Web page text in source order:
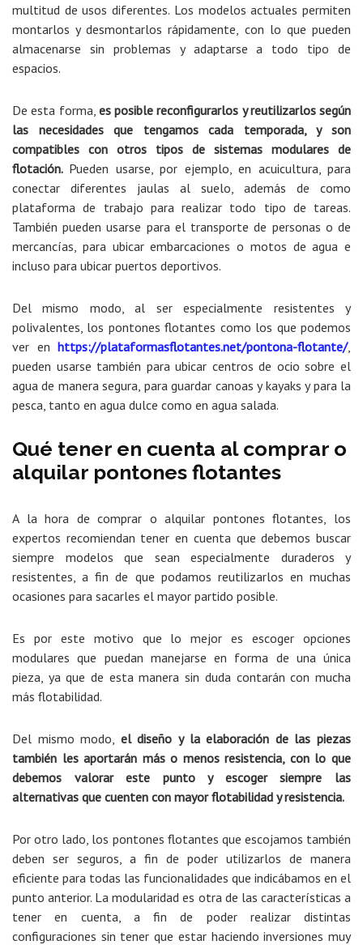
multitud de usos diferentes. Los modelos actuales permiten
montarlos y desmontarlos rápidamente, con lo que pueden
almacenarse sin problemas y adaptarse a todo tipo de
espacios.
De esta forma, es posible reconfigurarlos y reutilizarlos según
las necesidades que tengamos cada temporada, y son
compatibles con otros tipos de sistemas modulares de
flotación. Pueden usarse, por ejemplo, en acuicultura, para
conectar diferentes jaulas al suelo, además de como
plataforma de trabajo para realizar todo tipo de tareas.
También pueden usarse para el transporte de personas o de
mercancías, para ubicar embarcaciones o motos de agua e
incluso para ubicar puertos deportivos.
Del mismo modo, al ser especialmente resistentes y
polivalentes, los pontones flotantes como los que podemos
ver en https://plataformasflotantes.net/pontona-flotante/,
pueden usarse también para ubicar centros de ocio sobre el
agua de manera segura, para guardar canoas y kayaks y para la
pesca, tanto en agua dulce como en agua salada.
Qué tener en cuenta al comprar o
alquilar pontones flotantes
A la hora de comprar o alquilar pontones flotantes, los
expertos recomiendan tener en cuenta que debemos buscar
siempre modelos que sean especialmente duraderos y
resistentes, a fin de que podamos reutilizarlos en muchas
ocasiones para sacarles el mayor partido posible.
Es por este motivo que lo mejor es escoger opciones
modulares que puedan manejarse en forma de una única
pieza, ya que de esta manera sin duda contarán con mucha
más flotabilidad.
Del mismo modo, el diseño y la elaboración de las piezas
también les aportarán más o menos resistencia, con lo que
debemos valorar este punto y escoger siempre las
alternativas que cuenten con mayor flotabilidad y resistencia.
Por otro lado, los pontones flotantes que escojamos también
deben ser seguros, a fin de poder utilizarlos de manera
eficiente para todas las funcionalidades que indicábamos en el
punto anterior. La modularidad es otra de las características a
tener en cuenta, a fin de poder realizar distintas
configuraciones sin tener que estar haciendo inversiones muy